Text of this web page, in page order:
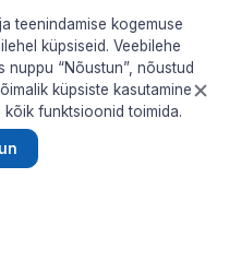
защищены.
alates 2011
teenindamise kogemuse
küpsiseid. Veebilehe
nuppu “Nõustun”, nõustud
küpsiste kasutamine
kõik funktsioonid toimida.